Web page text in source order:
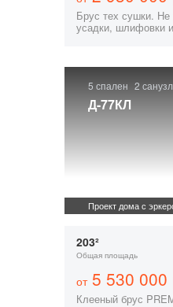
Брус тех сушки. Не
усадки, шлифовки
5 спален 2
Д-77КЛ
Проект дома с
203²
Общая площадь
от5 530 000
Клееный брус